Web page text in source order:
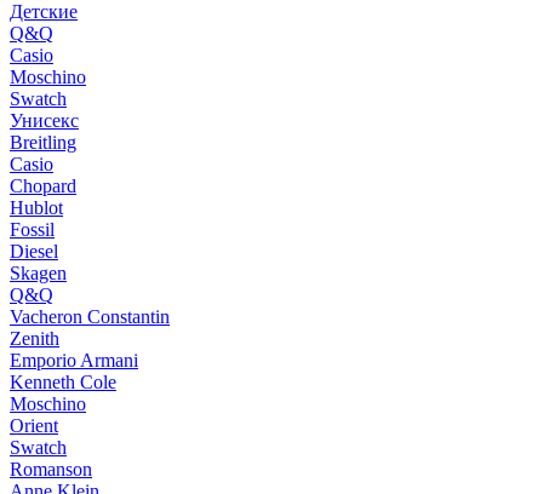
Детские
Q&Q
Casio
Moschino
Swatch
Унисекс
Breitling
Casio
Chopard
Hublot
Fossil
Diesel
Skagen
Q&Q
Vacheron Constantin
Zenith
Emporio Armani
Kenneth Cole
Moschino
Orient
Swatch
Romanson